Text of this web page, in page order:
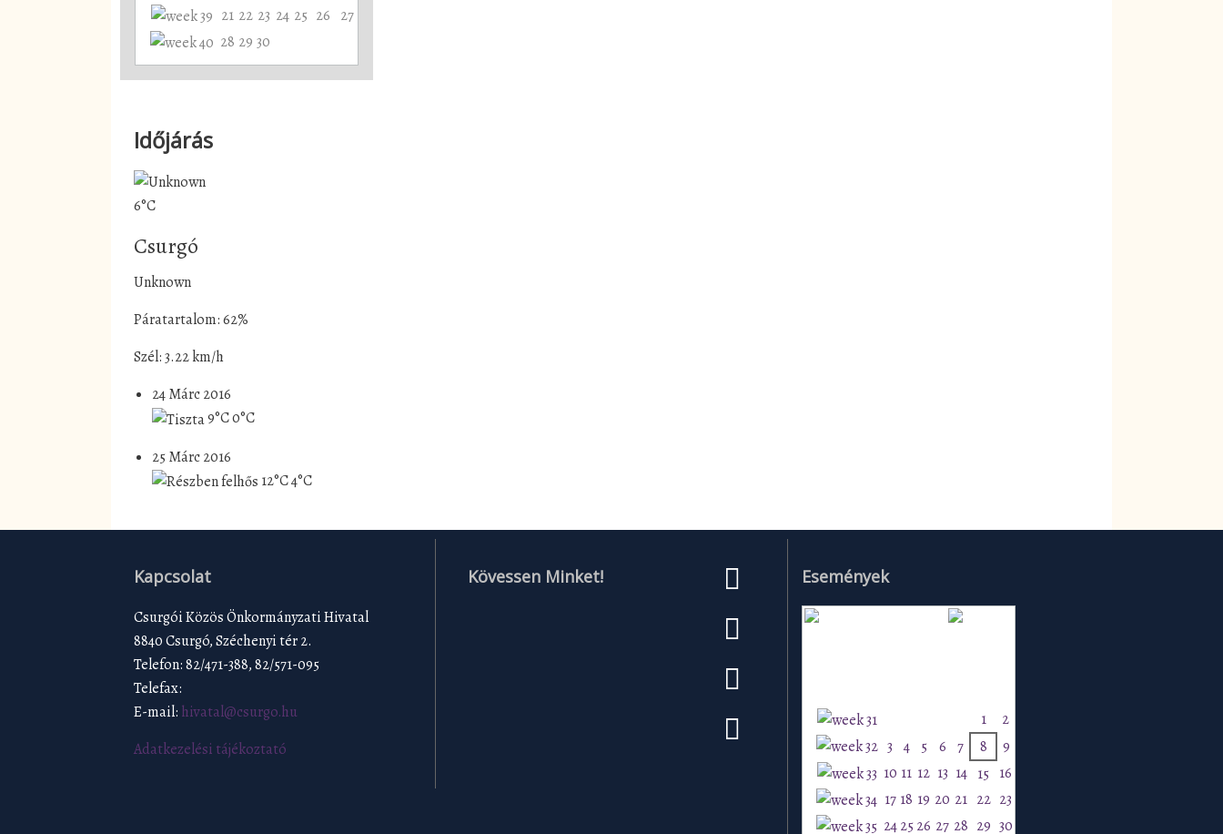
21 22 23 24 25 26 27
28 29 30
Időjárás
6°C
Csurgó
Unknown
Páratartalom: 62%
Szél: 3.22 km/h
24 Márc 2016
9°C0°C
25 Márc 2016
12°C4°C
Kapcsolat
Csurgói Közös Önkormányzati Hivatal
8840 Csurgó, Széchenyi tér 2.
Telefon: 82/471-388, 82/571-095
Telefax:
E-mail: hivatal@csurgo.hu
Adatkezelési tájékoztató
Kövessen Minket! Események
1
2
3 4 5 6 7 8
9
10 11 12 13 14 15 16
17 18 19 20 21 22 23
242526 27 28 29 30